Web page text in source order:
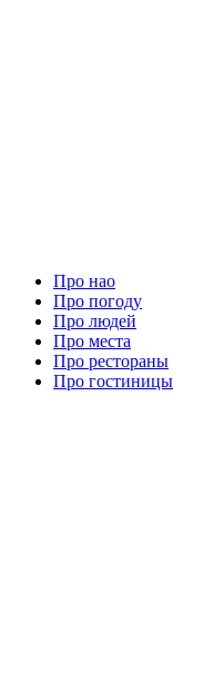
Про нао
Про погоду
Про людей
Про места
Про рестораны
Про гостиницы